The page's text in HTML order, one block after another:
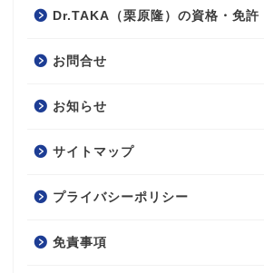
Dr.TAKA（栗原隆）の資格・免許
お問合せ
お知らせ
サイトマップ
プライバシーポリシー
免責事項